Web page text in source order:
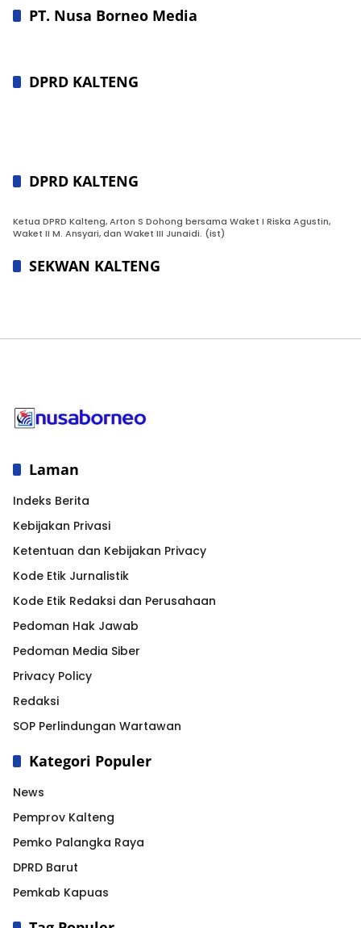
PT. Nusa Borneo Media
DPRD KALTENG
DPRD KALTENG
Ketua DPRD Kalteng, Arton S Dohong bersama Waket I Riska Agustin,
Waket II M. Ansyari, dan Waket III Junaidi. (ist)
SEKWAN KALTENG
Laman
Indeks Berita
Kebijakan Privasi
Ketentuan dan Kebijakan Privacy
Kode Etik Jurnalistik
Kode Etik Redaksi dan Perusahaan
Pedoman Hak Jawab
Pedoman Media Siber
Privacy Policy
Redaksi
SOP Perlindungan Wartawan
Kategori Populer
News
Pemprov Kalteng
Pemko Palangka Raya
DPRD Barut
Pemkab Kapuas